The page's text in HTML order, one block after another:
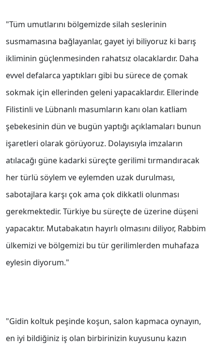
"Tüm umutlarını bölgemizde silah seslerinin
susmamasına bağlayanlar, gayet iyi biliyoruz ki barış
ikliminin güçlenmesinden rahatsız olacaklardır. Daha
evvel defalarca yaptıkları gibi bu sürece de çomak
sokmak için ellerinden geleni yapacaklardır. Ellerinde
Filistinli ve Lübnanlı masumların kanı olan katliam
şebekesinin dün ve bugün yaptığı açıklamaları bunun
işaretleri olarak görüyoruz. Dolayısıyla imzaların
atılacağı güne kadarki süreçte gerilimi tırmandıracak
her türlü söylem ve eylemden uzak durulması,
sabotajlara karşı çok ama çok dikkatli olunması
gerekmektedir. Türkiye bu süreçte de üzerine düşeni
yapacaktır. Mutabakatın hayırlı olmasını diliyor, Rabbim
ülkemizi ve bölgemizi bu tür gerilimlerden muhafaza
eylesin diyorum."
"Gidin koltuk peşinde koşun, salon kapmaca oynayın,
en iyi bildiğiniz iş olan birbirinizin kuyusunu kazın